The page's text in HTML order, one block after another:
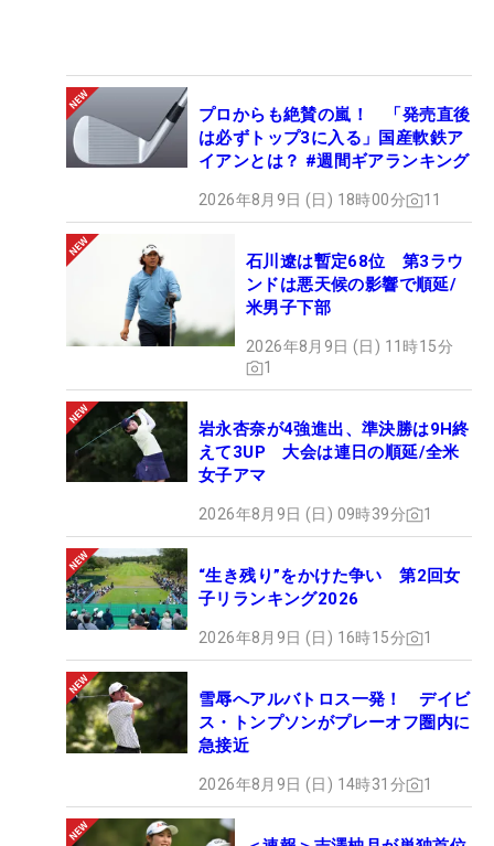
プロからも絶賛の嵐！ 「発売直後
は必ずトップ3に入る」国産軟鉄ア
イアンとは？ #週間ギアランキング
2026年8月9日 (日) 18時00分 11
石川遼は暫定68位 第3ラウ
ンドは悪天候の影響で順延/
米男子下部
2026年8月9日 (日) 11時15分
1
岩永杏奈が4強進出、準決勝は9H終
えて3UP 大会は連日の順延/全米
女子アマ
2026年8月9日 (日) 09時39分 1
“生き残り”をかけた争い 第2回女
子リランキング2026
2026年8月9日 (日) 16時15分 1
雪辱へアルバトロス一発！ デイビ
ス・トンプソンがプレーオフ圏内に
急接近
2026年8月9日 (日) 14時31分 1